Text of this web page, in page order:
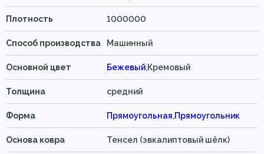
Плотность 1000000
Способ производства Машинный
Основной цвет Бежевый,Кремовый
Толщина средний
Форма Прямоугольная,Прямоугольник
Основа ковра Тенсел (эвкалиптовый шёлк)